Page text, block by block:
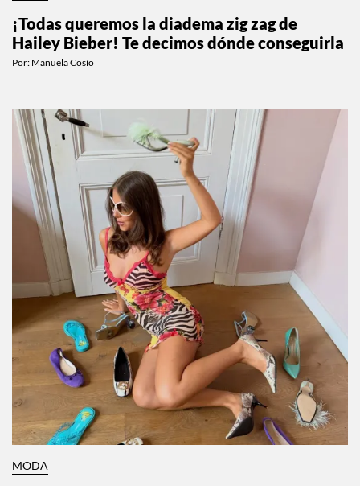
¡Todas queremos la diadema zig zag de
Hailey Bieber! Te decimos dónde conseguirla
Por: Manuela Cosío
MODA